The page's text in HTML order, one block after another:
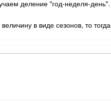
деление "год-неделя-день".
в виде сезонов, то